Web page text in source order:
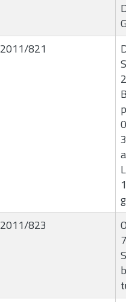
2011/821
2011/823